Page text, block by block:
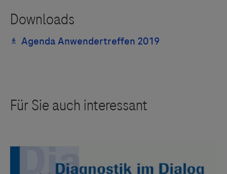
Servicegedankens angeboten. Der Herausgeber äußert
lehnt ausdrücklich jegliche Verantwortung für